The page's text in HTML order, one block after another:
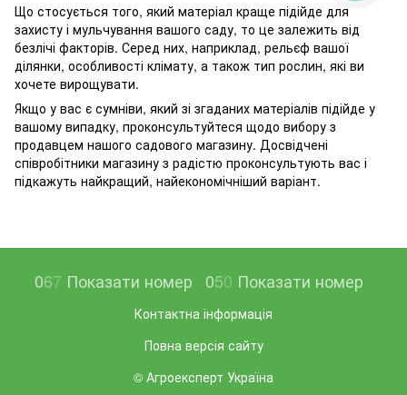
Що стосується того, який матеріал краще підійде для
захисту і мульчування вашого саду, то це залежить від
безлічі факторів. Серед них, наприклад, рельєф вашої
ділянки, особливості клімату, а також тип рослин, які ви
хочете вирощувати.
Якщо у вас є сумніви, який зі згаданих матеріалів підійде у
вашому випадку, проконсультуйтеся щодо вибору з
продавцем нашого садового магазину. Досвідчені
співробітники магазину з радістю проконсультують вас і
підкажуть найкращий, найекономічніший варіант.
067 Показати номер 050 Показати номер
Контактна інформація
Повна версія сайту
© Агроексперт Україна